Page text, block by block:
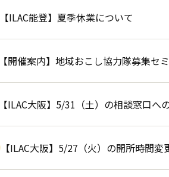
【ILAC能登】夏季休業について
【開催案内】地域おこし協力隊募集セ
【ILAC大阪】5/31（土）の相談窓口へ
【ILAC大阪】5/27（火）の開所時間変